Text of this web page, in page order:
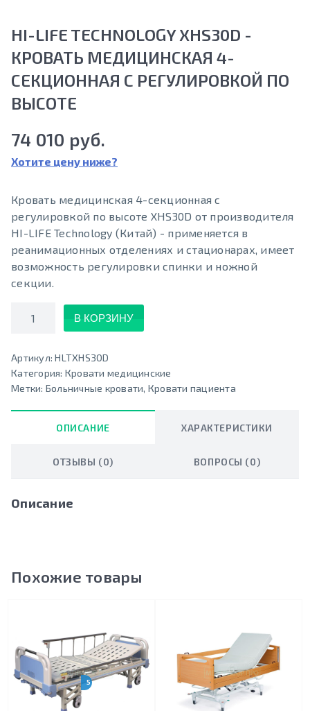
HI-LIFE TECHNOLOGY XHS30D -
КРОВАТЬ МЕДИЦИНСКАЯ 4-
СЕКЦИОННАЯ С РЕГУЛИРОВКОЙ ПО
ВЫСОТЕ
74 010 руб.
Хотите цену ниже?
Кровать медицинская 4-секционная с
регулировкой по высоте XHS30D от производителя
HI-LIFE Technology (Китай) - применяется в
реанимационных отделениях и стационарах, имеет
возможность регулировки спинки и ножной
секции.
Количество
В КОРЗИНУ
Артикул:HLTXHS30D
Категория: Кровати медицинские
Метки: Больничные кровати, Кровати пациента
ОПИСАНИЕ ХАРАКТЕРИСТИКИ
ОТЗЫВЫ (0) ВОПРОСЫ (0)
Описание
Похожие товары
5 МОДИФИКАЦИЙ